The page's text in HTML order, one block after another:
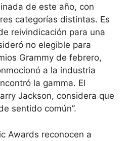
de este año, con
categorías distintas. Es
reivindicación para una
no elegible para
Grammy de febrero,
a la industria
la gamma. El
Jackson, considera que
sentido común”.
Awards reconocen a